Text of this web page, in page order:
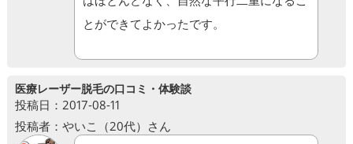
とができてよかったです。
医療レーザー脱毛の口コミ・体験談
投稿日：2017-08-11
投稿者：やいこ（20代）さん